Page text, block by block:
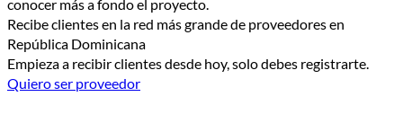
conocer más a fondo el proyecto.
Recibe clientes en la red más grande de proveedores en
República Dominicana
Empieza a recibir clientes desde hoy, solo debes registrarte.
Quiero ser proveedor